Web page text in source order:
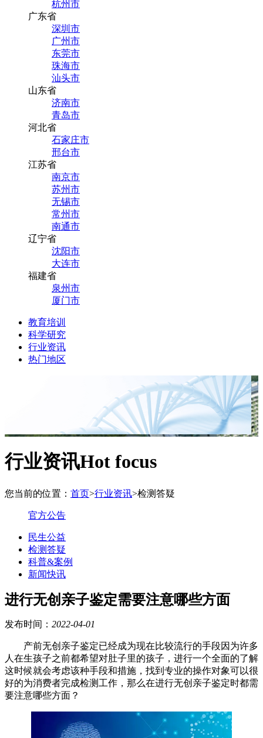
杭州市
广东省
深圳市
广州市
东莞市
珠海市
汕头市
山东省
济南市
青岛市
河北省
石家庄市
邢台市
江苏省
南京市
苏州市
无锡市
常州市
南通市
辽宁省
沈阳市
大连市
福建省
泉州市
厦门市
教育培训
科学研究
行业资讯
热门地区
行业资讯Hot focus
您当前的位置： 首页>行业资讯>检测答疑
官方公告
民生公益
检测答疑
科普&案例
新闻快讯
进行无创亲子鉴定需要注意哪些方面
发布时间： 2022-04-01
产前无创亲子鉴定已经成为现在比较流行的手段因为许多
人在生孩子之前都希望对肚子里的孩子，进行一个全面的了解
这时候就会考虑该种手段和措施，找到专业的操作对象可以很
好的为消费者完成检测工作，那么在进行无创亲子鉴定时都需
要注意哪些方面？